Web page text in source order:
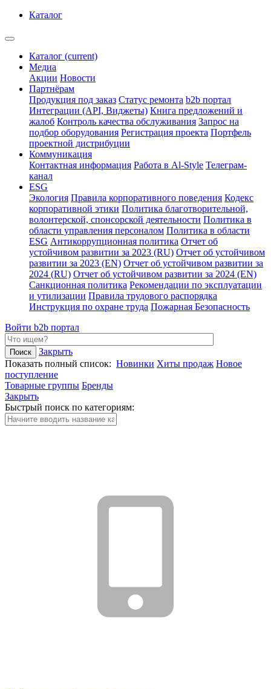
Каталог
Каталог (current)
Медиа
Акции Новости
Партнёрам
Продукция под заказ Статус ремонта b2b портал
Интеграции (API, Виджеты) Книга предложений и
жалоб Контроль качества обслуживания Запрос на
подбор оборудования Регистрация проекта Портфель
проектной дистрибуции
Коммуникация
Контактная информация Работа в Al-Style Телеграм-
канал
ESG
Экология Правила корпоративного поведения Кодекс
корпоративной этики Политика благотворительной,
волонтерской, спонсорской деятельности Политика в
области управления персоналом Политика в области
ESG Антикоррупционная политика Отчет об
устойчивом развитии за 2023 (RU) Отчет об устойчивом
развитии за 2023 (EN) Отчет об устойчивом развитии за
2024 (RU) Отчет об устойчивом развитии за 2024 (EN)
Санкционная политика Рекомендации по эксплуатации
и утилизации Правила трудового распорядка
Инструкция по охране труда Пожарная Безопасность
Войти b2b портал
Закрыть
Показать полный список: Новинки Хиты продаж Новое
поступление
Товарные группы Бренды
Закрыть
Быстрый поиск по категориям: